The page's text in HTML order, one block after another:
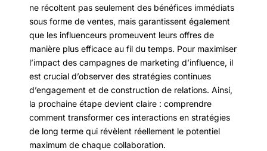
ne récoltent pas seulement des bénéfices immédiats
sous forme de ventes, mais garantissent également
que les influenceurs promeuvent leurs offres de
manière plus efficace au fil du temps. Pour maximiser
l’impact des campagnes de marketing d’influence, il
est crucial d’observer des stratégies continues
d’engagement et de construction de relations. Ainsi,
la prochaine étape devient claire : comprendre
comment transformer ces interactions en stratégies
de long terme qui révèlent réellement le potentiel
maximum de chaque collaboration.